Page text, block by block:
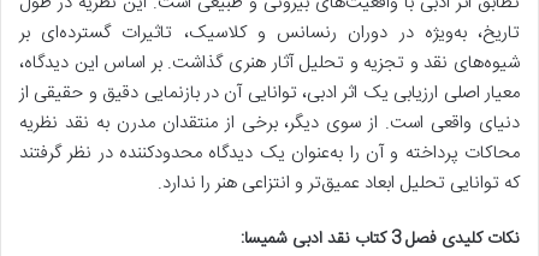
تاریخ، به‌ویژه در دوران رنسانس و کلاسیک، تاثیرات گسترده‌ای بر
شیوه‌های نقد و تجزیه و تحلیل آثار هنری گذاشت. بر اساس این دیدگاه،
معیار اصلی ارزیابی یک اثر ادبی، توانایی آن در بازنمایی دقیق و حقیقی از
دنیای واقعی است. از سوی دیگر، برخی از منتقدان مدرن به نقد نظریه
محاکات پرداخته و آن را به‌عنوان یک دیدگاه محدودکننده در نظر گرفتند
که توانایی تحلیل ابعاد عمیق‌تر و انتزاعی هنر را ندارد.
نکات کلیدی فصل 3 کتاب نقد ادبی شمیسا: